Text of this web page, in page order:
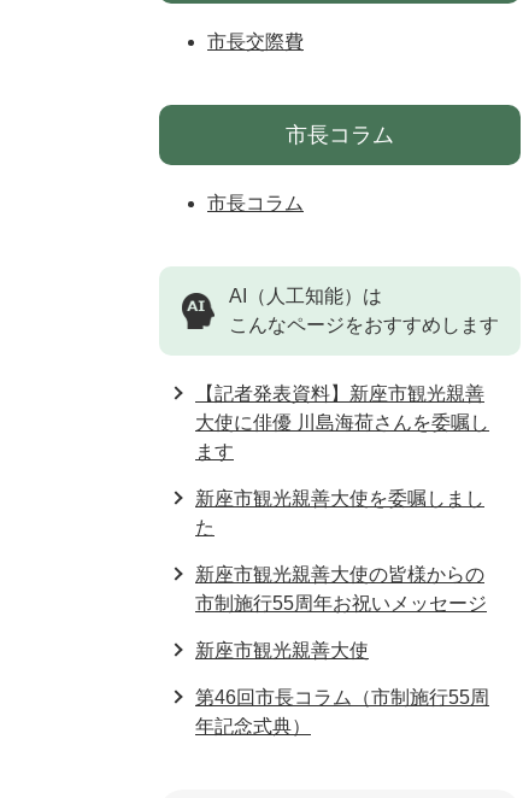
市長交際費
市長コラム
市長コラム
AI（人工知能）は
こんなページをおすすめします
【記者発表資料】新座市観光親善
大使に俳優 川島海荷さんを委嘱し
ます
新座市観光親善大使を委嘱しまし
た
新座市観光親善大使の皆様からの
市制施行55周年お祝いメッセージ
新座市観光親善大使
第46回市長コラム（市制施行55周
年記念式典）